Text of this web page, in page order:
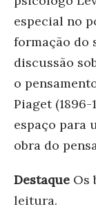
especial no
formação do
discussão
o
Piaget
espaço para
obra do
Destaque Os
leitura.